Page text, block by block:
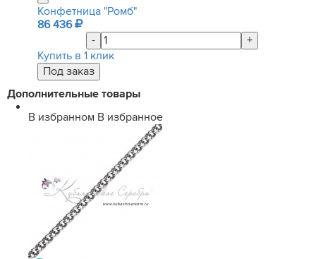
Конфетница "Ромб"
86 436
-
+
Купить в 1 клик
Дополнительные товары
В избранном В избранное